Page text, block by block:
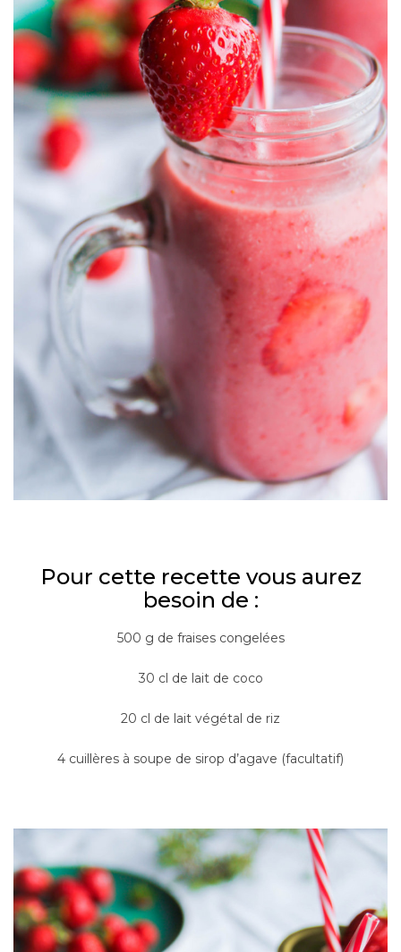
Pour cette recette vous aurez
besoin de :
500 g de fraises congelées
30 cl de lait de coco
20 cl de lait végétal de riz
4 cuillères à soupe de sirop d’agave (facultatif)